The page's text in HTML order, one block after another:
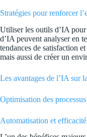
Stratégies pour renforcer
Utiliser les outils d’IA pour
d’IA peuvent analyser en
tendances de satisfaction
mais aussi de créer un
Les avantages de l’IA sur
Optimisation des processus
Automatisation et efficacité